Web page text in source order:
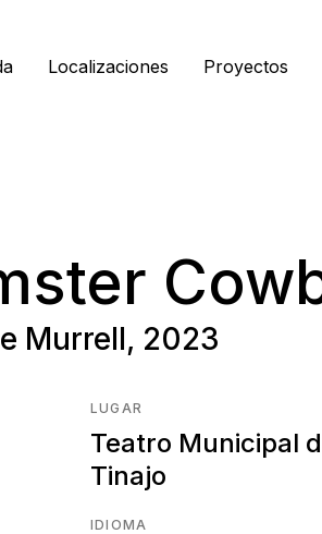
Localizaciones Proyectos
Murrell, 2023
LUGAR
Teatro Municipal
Tinajo
IDIOMA